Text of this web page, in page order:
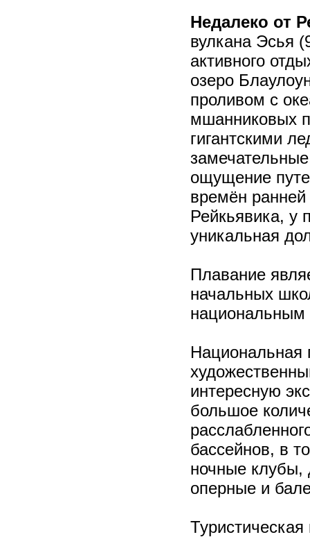
Недалеко от
вулкана Эсья
активного
озеро
проливом с
мшанниковых
гигантскими
ощущение
времён
Рейкьявика, у
уникальная
Плавание
начальных
национальным
Национальная
интересную
большое
бассейнов, в
ночные клубы,
оперные и